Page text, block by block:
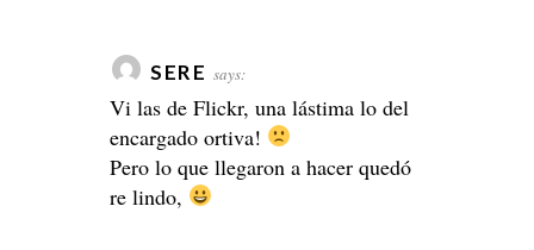
SERE says:
Vi las de Flickr, una lástima lo del
encargado ortiva!
Pero lo que llegaron a hacer quedó
re lindo,